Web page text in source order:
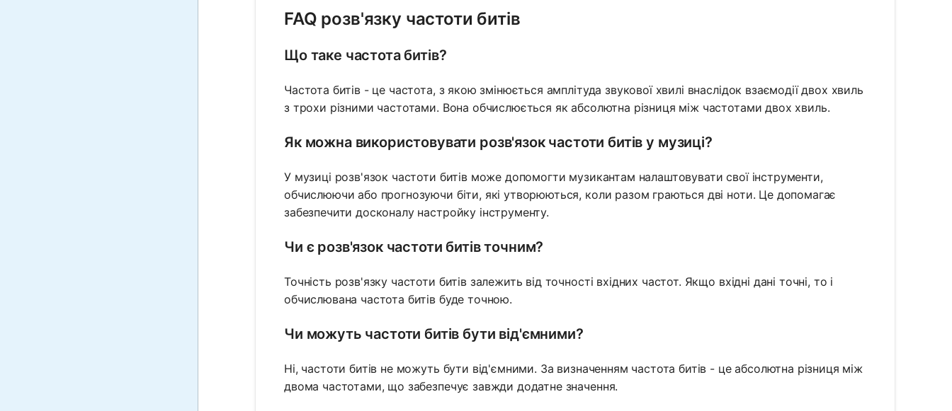
FAQ розв'язку частоти битів
Що таке частота битів?
Частота битів - це частота, з якою змінюється амплітуда звукової хвилі внаслідок взаємодії двох хвиль
з трохи різними частотами. Вона обчислюється як абсолютна різниця між частотами двох хвиль.
Як можна використовувати розв'язок частоти битів у музиці?
У музиці розв'язок частоти битів може допомогти музикантам налаштовувати свої інструменти,
обчислюючи або прогнозуючи біти, які утворюються, коли разом граються дві ноти. Це допомагає
забезпечити досконалу настройку інструменту.
Чи є розв'язок частоти битів точним?
Точність розв'язку частоти битів залежить від точності вхідних частот. Якщо вхідні дані точні, то і
обчислювана частота битів буде точною.
Чи можуть частоти битів бути від'ємними?
Ні, частоти битів не можуть бути від'ємними. За визначенням частота битів - це абсолютна різниця між
двома частотами, що забезпечує завжди додатне значення.